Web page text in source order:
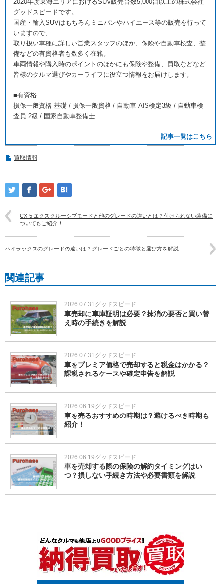
2020年度東海エリアにおけるSUV販売台数5,000台以上の株式会社
グッドスピードです。
国産・輸入SUVはもちろんミニバンやハイエース等の販売を行って
いますので、
取り扱い車種に詳しい営業スタッフのほか、保険や自動車検査、整
備などの有資格者も数多く在籍。
車両情報や購入時のポイントのほかにも保険や整備、買取などなど
皆様のクルマ選びやカーライフに役立つ情報をお届けします。
■有資格
損保一般資格 基礎 / 損保一般資格 / 自動車 AIS検定3級 / 自動車検
査員 2級 / 国家自動車整備士...
記事一覧はこちら
買取情報
CX-5 エクスクルーシブモードと他のグレードの違いとは？付けられない装備に
ついてもご紹介！
ハイラックスのグレードの違いは？グレードごとの特徴と選び方を解説
関連記事
2026.07.31グッドスピード
車売却に車庫証明は必要？抹消の要否と買い替
え時の手続きを解説
2026.07.31グッドスピード
車をプレミア価格で売却すると税金はかかる？
課税されるケースや確定申告を解説
2026.06.19グッドスピード
車を売るおすすめの時期は？避けるべき時期も
紹介！
2026.06.19グッドスピード
車を売却する際の保険の解約タイミングはい
つ？損しない手続き方法や必要書類を解説